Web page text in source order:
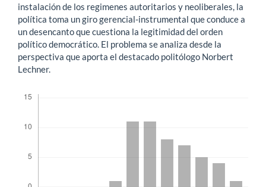
instalación de los regimenes autoritarios y neoliberales, la
política toma un giro gerencial-instrumental que conduce a
un desencanto que cuestiona la legitimidad del orden
político democrático. El problema se analiza desde la
perspectiva que aporta el destacado politólogo Norbert
Lechner.